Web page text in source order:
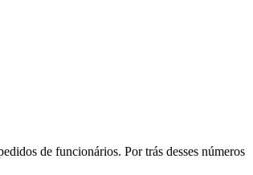
de funcionários. Por trás desses números